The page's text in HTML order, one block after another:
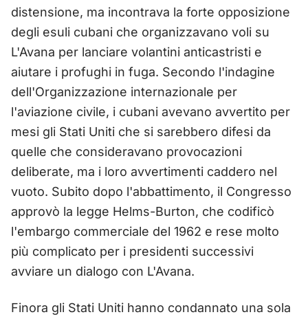
distensione, ma incontrava la forte opposizione
degli esuli cubani che organizzavano voli su
L'Avana per lanciare volantini anticastristi e
aiutare i profughi in fuga. Secondo l'indagine
dell'Organizzazione internazionale per
l'aviazione civile, i cubani avevano avvertito per
mesi gli Stati Uniti che si sarebbero difesi da
quelle che consideravano provocazioni
deliberate, ma i loro avvertimenti caddero nel
vuoto. Subito dopo l'abbattimento, il Congresso
approvò la legge Helms-Burton, che codificò
l'embargo commerciale del 1962 e rese molto
più complicato per i presidenti successivi
avviare un dialogo con L'Avana.
Finora gli Stati Uniti hanno condannato una sola